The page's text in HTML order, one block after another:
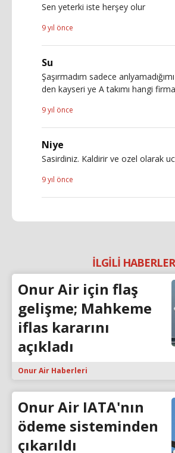
Sen yeterki iste herşey olur
9 yıl önce
Su
Şaşırmadım sadece
den kayseri ye A takımı hangi
9 yıl önce
Niye
Sasirdiniz. Kaldirir ve ozel olarak
9 yıl önce
İLGİLİ HABERLER
Onur Air için flaş
gelişme; Mahkeme
iflas kararını
açıkladı
Onur Air Haberleri
Onur Air IATA'nın
ödeme sisteminden
çıkarıldı